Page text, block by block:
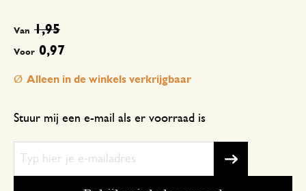
Voor 0,97
Van 1,95
Stuur mij een e-mail als er voorraad is
Alleen in de winkels verkrijgbaar